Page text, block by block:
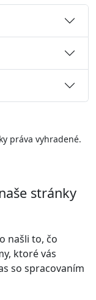
práva vyhradené.
stránky
našli to, čo
ktoré vás
so spracovaním